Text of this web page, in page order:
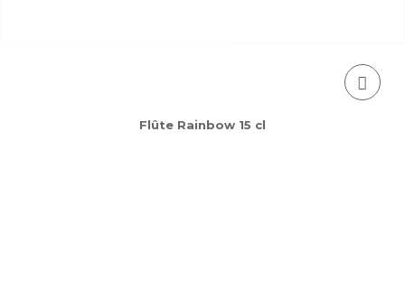
Flûte Rainbow 15 cl